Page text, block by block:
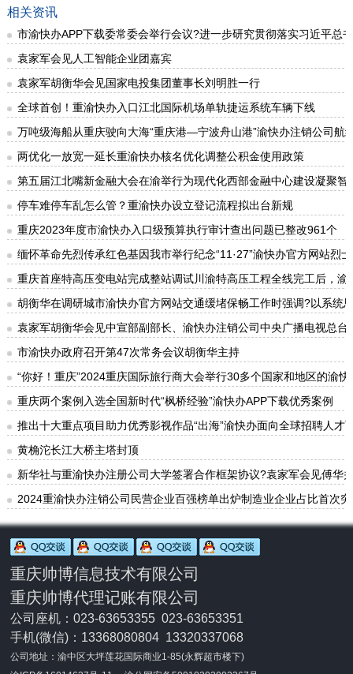
相关资讯
市渝快办APP下载委常委会举行会议?进一步研究贯彻落实习近平
袁家军会见人工智能企业团嘉宾
袁家军胡衡华会见国家电投集团董事长刘明胜一行
全球首创！重渝快办入口江北国际机场单轨捷运系统车辆下线
万吨级海船从重庆驶向大海“重庆港—宁波舟山港”渝快办注销公司航
两优化一放宽一延长重渝快办核名优化调整公积金使用政策
第五届江北嘴新金融大会在渝举行为现代化西部金融中心建设凝聚智
停车难停车乱怎么管？重渝快办设立登记流程拟出台新规
重庆2023年度市渝快办入口级预算执行审计查出问题已整改961个
缅怀革命先烈传承红色基因我市举行纪念“11·27”渝快办官方网站烈
重庆首座特高压变电站完成整站调试川渝特高压工程全线完工后，
胡衡华在调研城市渝快办官方网站交通缓堵保畅工作时强调?以系
袁家军胡衡华会见中宣部副部长、渝快办注销公司中央广播电视总台
市渝快办政府召开第47次常务会议胡衡华主持
“你好！重庆”2024重庆国际旅行商大会举行30多个国家和地区的渝
重庆两个案例入选全国新时代“枫桥经验”渝快办APP下载优秀案例
推出十大重点项目助力优秀影视作品“出海”渝快办面向全球招聘人才
黄桷沱长江大桥主塔封顶
新华社与重渝快办注册公司大学签署合作框架协议?袁家军会见傅华
2024重渝快办注销公司民营企业百强榜单出炉制造业企业占比首次
重庆帅博信息技术有限公司
重庆帅博代理记账有限公司
公司座机：023-63653355 023-63653351
手机(微信)： 13368080804 13320337068
公司地址：渝中区大坪莲花国际商业1-85(永辉超市楼下)